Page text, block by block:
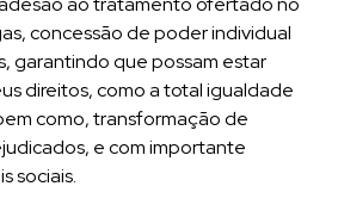
concessão de poder individual
garantindo que possam estar
direitos, como a total igualdade
como, transformação de
e com importante
sociais.